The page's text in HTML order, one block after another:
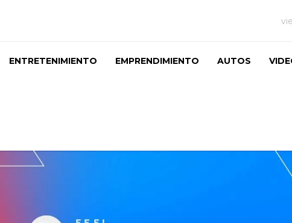
ENTRETENIMIENTO EMPRENDIMIENTO AUTOS